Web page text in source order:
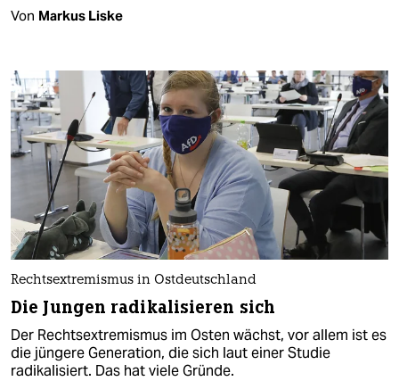
Von Markus Liske
Rechtsextremismus in Ostdeutschland
Die Jungen radikalisieren sich
Der Rechtsextremismus im Osten wächst, vor allem ist es
die jüngere Generation, die sich laut einer Studie
radikalisiert. Das hat viele Gründe.